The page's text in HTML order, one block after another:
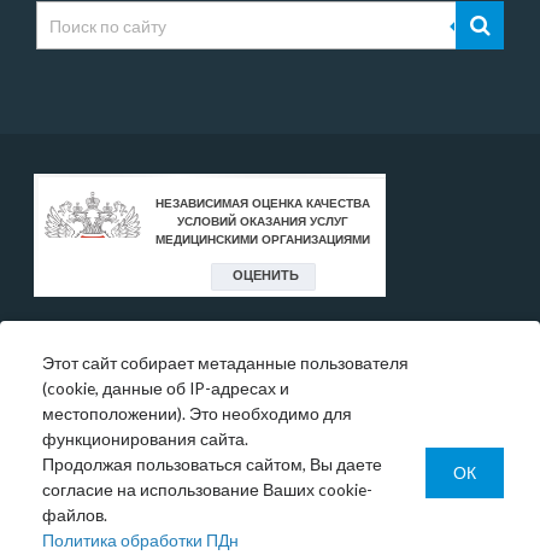
* Цены, указанные на сайте, носят исключительно
информативный характер и могут быть в любое время
изменены.
Окончательную информация необходимо уточнять у
администратора в регистратуре или по телефону:
+7 (343) 355-56-57.
© 1993-2026 ООО МО «Новая больница»
Этот сайт собирает метаданные пользователя
(cookie, данные об IP-адресах и
местоположении). Это необходимо для
функционирования сайта.
Продолжая пользоваться сайтом, Вы даете
согласие на использование Ваших cookie-
файлов.
Политика обработки ПДн
ОК